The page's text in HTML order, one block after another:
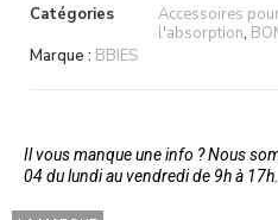
Catégories
Accessoires
l'absorption,
Marque : BBIES
Il vous manque une info ? Nous
04 du lundi au vendredi de 9h à 17h.